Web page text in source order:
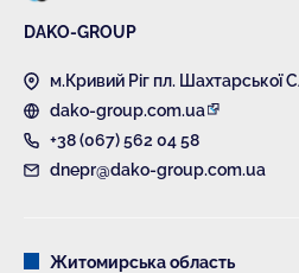
DAKO-GROUP
м.Кривий Ріг пл. Шахтарської
dako-group.com.ua
+38 (067) 562 04 58
dnepr@dako-group.com.ua
Житомирська область